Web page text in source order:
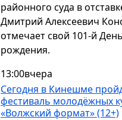
районного суда в
Дмитрий Алексеевич
отмечает свой 101-й День
рождения.
13:00вчера
Сегодня в Кинешме
фестиваль молодёжных
«Волжский формат» (12+)